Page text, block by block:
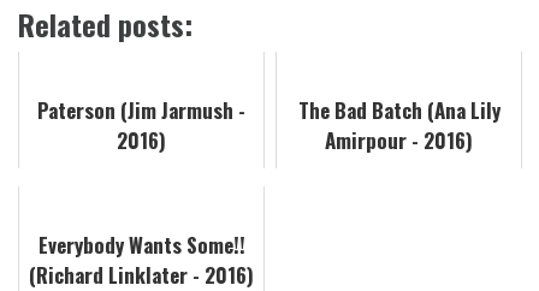
Related posts:
Paterson (Jim Jarmush -
2016)
The Bad Batch (Ana Lily
Amirpour - 2016)
Everybody Wants Some!!
(Richard Linklater - 2016)